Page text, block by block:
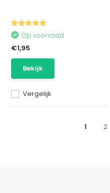
Vergelijk
Op voorraad
€1,95
Bekijk
1 2